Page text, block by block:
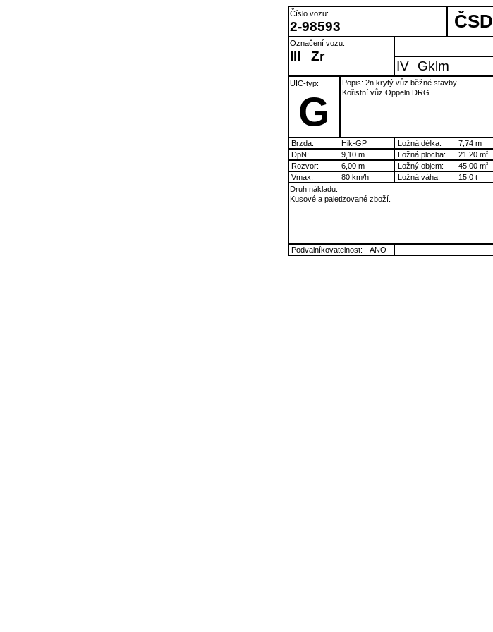
Číslo vozu:
2-98593 ČSD
Označení vozu:
III Zr
IV Gklm
UIC-typ:
G
Popis: 2n krytý vůz běžné stavby
Kořistní vůz Oppeln DRG.
Brzda: Hik-GP Ložná délka:
7,74 m
DpN:
9,10 m Ložná plocha: 21,20 m2
Rozvor: 6,00 m Ložný objem: 45,00 m3
Vmax: 80 km/h Ložná váha:
15,0 t
Druh nákladu:
Kusové a paletizované zboží.
Podvalníkovatelnost: ANO